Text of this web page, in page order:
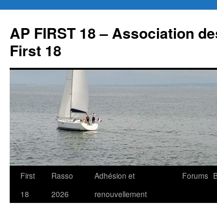
contenu
AP FIRST 18 – Association
First 18
First
18
Rasso
2026
Adhésion et
renouvellement
Forums